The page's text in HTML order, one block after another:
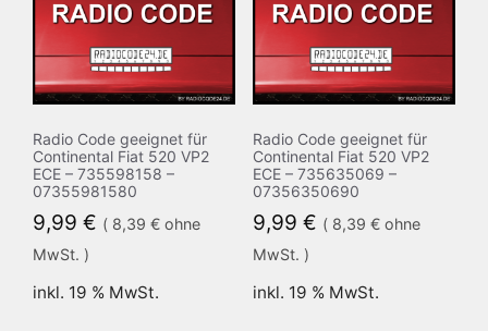
Radio Code geeignet für
Continental Fiat 520 VP2
ECE – 735598158 –
07355981580
9,99 € ( 8,39 € ohne
MwSt. )
inkl. 19 % MwSt.
Radio Code geeignet für
Continental Fiat 520 VP2
ECE – 735635069 –
07356350690
9,99 € ( 8,39 €ohne
MwSt. )
inkl. 19 % MwSt.